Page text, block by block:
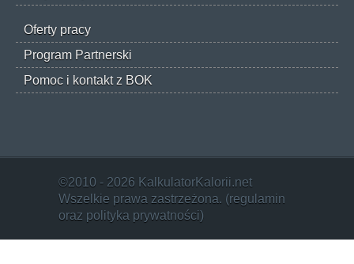
Oferty pracy
Program Partnerski
Pomoc i kontakt z BOK
©2010 - 2026 KalkulatorKalorii.net
Wszelkie prawa zastrzeżona. (regulamin
oraz polityka prywatności)